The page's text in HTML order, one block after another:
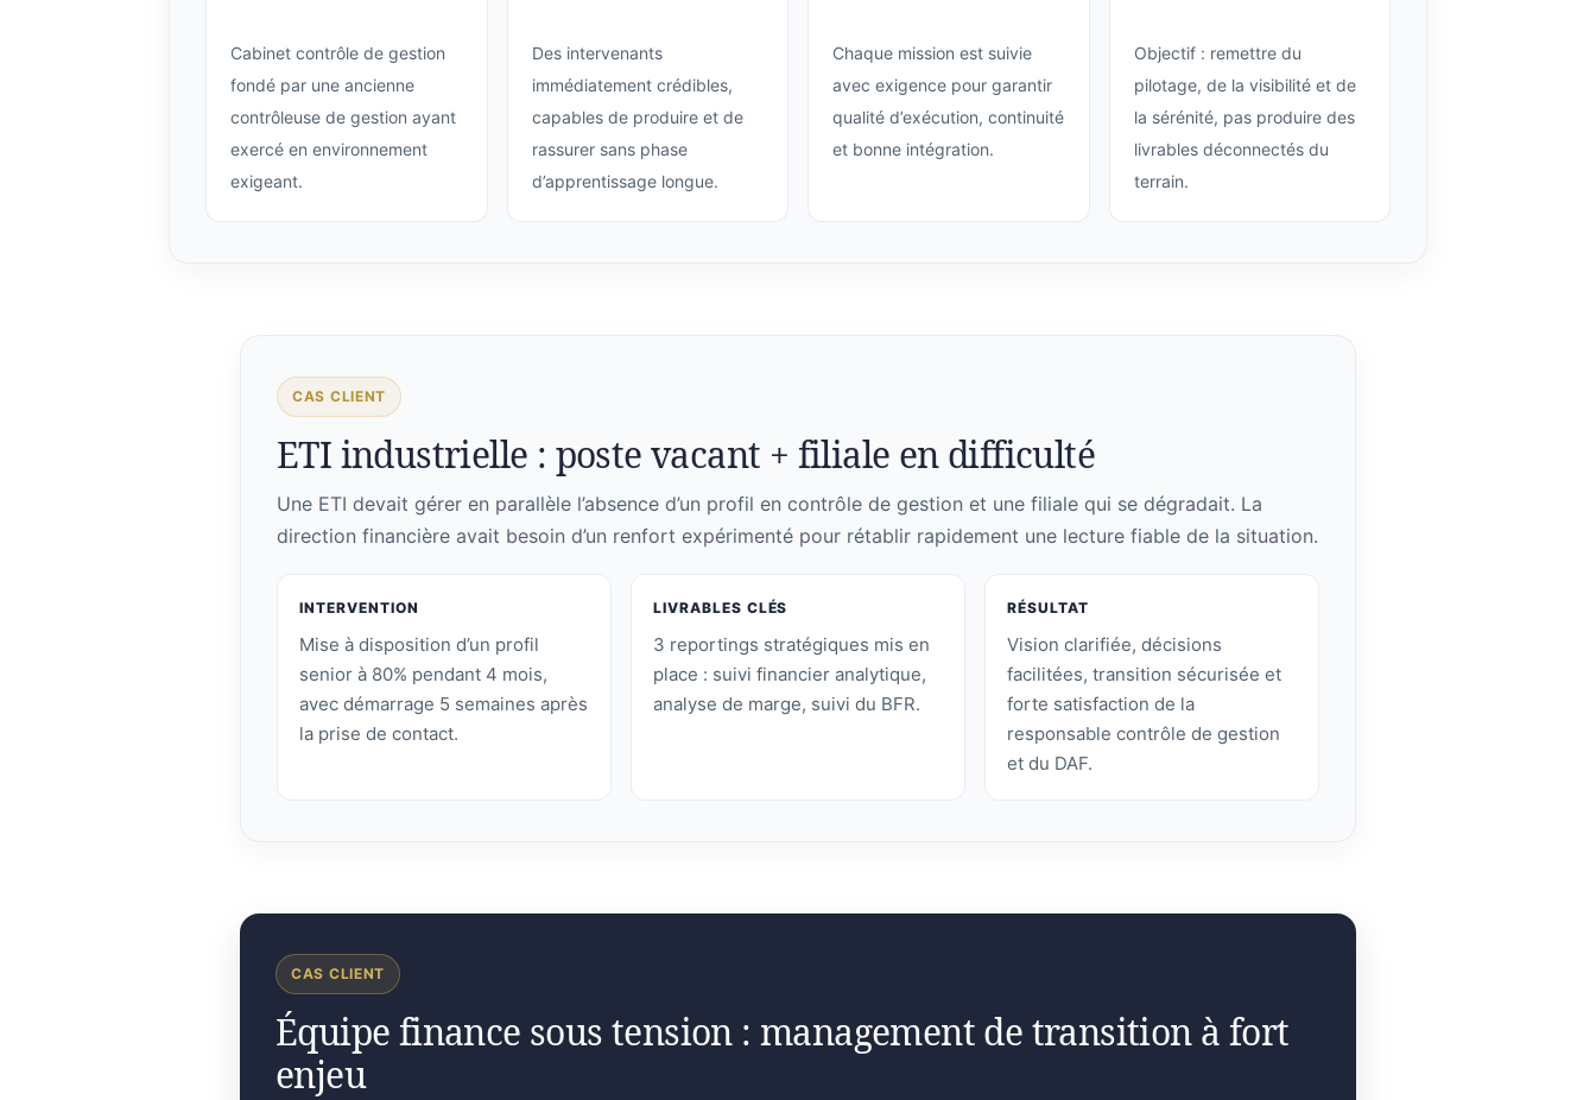
Cabinet contrôle de gestion
fondé par une ancienne
contrôleuse de gestion ayant
exercé en environnement
exigeant.
Des intervenants
immédiatement crédibles,
capables de produire et de
rassurer sans phase
d’apprentissage longue.
Chaque mission est suivie
avec exigence pour garantir
qualité d’exécution, continuité
et bonne intégration.
Objectif : remettre du
pilotage, de la visibilité et de
la sérénité, pas produire des
livrables déconnectés du
terrain.
CAS CLIENT
ETI industrielle : poste vacant + filiale en difficulté
Une ETI devait gérer en parallèle l’absence d’un profil en contrôle de gestion et une filiale qui se dégradait. La
direction financière avait besoin d’un renfort expérimenté pour rétablir rapidement une lecture fiable de la situation.
INTERVENTION
Mise à disposition d’un profil
senior à 80% pendant 4 mois,
avec démarrage 5 semaines après
la prise de contact.
LIVRABLES CLÉS
3 reportings stratégiques mis en
place : suivi financier analytique,
analyse de marge, suivi du BFR.
RÉSULTAT
Vision clarifiée, décisions
facilitées, transition sécurisée et
forte satisfaction de la
responsable contrôle de gestion
et du DAF.
CAS CLIENT
Équipe finance sous tension : management de transition à fort
enjeu